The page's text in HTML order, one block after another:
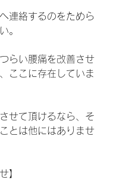
連絡するのをためら
。
らい腰痛を改善させ
ここに存在していま
せて頂けるなら、そ
とは他にはありませ
】